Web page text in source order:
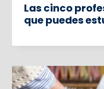
Las cinco
que puedes